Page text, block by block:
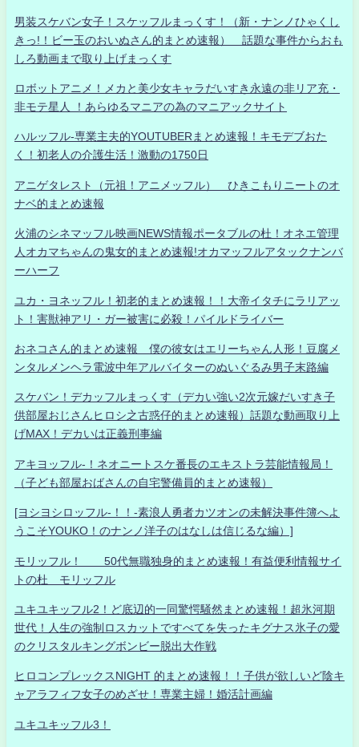
男装スケバン女子！スケッフルまっくす！（新・ナンノひゃくし
きっ!！ビー玉のおいぬさん的まとめ速報） 話題な事件からおも
しろ動画まで取り上げまっくす
ロボットアニメ！メカと美少女キャラだいすき永遠の非リア充・
非モテ星人 ！あらゆるマニアの為のマニアックサイト
ハルッフル-専業主夫的YOUTUBERまとめ速報！キモデブおた
く！初老人の介護生活！激動の1750日
アニゲタレスト（元祖！アニメッフル） ひきこもりニートのオ
ナベ的まとめ速報
火浦のシネマッフル映画NEWS情報ポータブルの杜！オネエ管理
人オカマちゃんの鬼女的まとめ速報!オカマッフルアタックナンバ
ーハーフ
ユカ・ヨネッフル！初老的まとめ速報！！大帝イタチにラリアッ
ト！害獣神アリ・ガー被害に必殺！パイルドライバー
おネコさん的まとめ速報 僕の彼女はエリーちゃん人形！豆腐メ
ンタルメンヘラ電波中年アルバイターのぬいぐるみ男子末路編
スケバン！デカッフルまっくす（デカい強い2次元嫁だいすき子
供部屋おじさんヒロシ之古惑仔的まとめ速報）話題な動画取り上
げMAX！デカいは正義刑事編
アキヨッフル-！ネオニートスケ番長のエキストラ芸能情報局！
（子ども部屋おばさんの自宅警備員的まとめ速報）
[ヨシヨシロッフル-！！-素浪人勇者カツオンの未解決事件簿へよ
うこそYOUKO！のナンノ洋子のはなしは信じるな編）]
モリッフル！ 50代無職独身的まとめ速報！有益便利情報サイ
トの杜 モリッフル
ユキユキッフル2！ど底辺的一同驚愕騒然まとめ速報！超氷河期
世代！人生の強制ロスカットですべてを失ったキグナス氷子の愛
のクリスタルキングボンビー脱出大作戦
ヒロコンプレックスNIGHT 的まとめ速報！！子供が欲しいど陰キ
ャアラフィフ女子のめざせ！専業主婦！婚活計画編
ユキユキッフル3！